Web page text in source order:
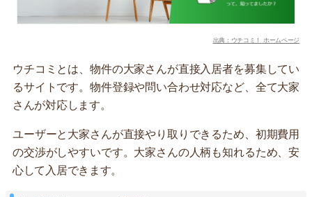
出典：ウチコミ！ ホームページ
ウチコミとは、物件の大家さんが直接入居者を募集してい
るサイトです。物件登録や問い合わせ対応など、全て大家
さんが対応します。
ユーザーと大家さんが直接やり取りできるため、初期費用
の交渉がしやすいです。大家さんの人柄も知れるため、安
心して入居できます。